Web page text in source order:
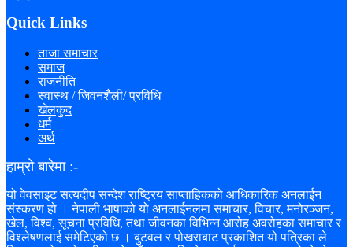
Quick Links
ताजा समाचार
समाज
राजनीति
स्वास्थ / जिवनशैली/ प्रविधि
खेलकुद
धर्म
अर्थ
हाम्रो बारेमा :-
यो वेवसाइट सत्यदीप सन्देश राष्ट्रिय साप्ताहिकको आधिकारिक अनलाईन
संस्करण हो । नेपाली भाषाको यो अनलाईनलमा समाचार, विचार, मनोरञ्जन,
खेल, विश्व, सूचना प्रविधि, तथा जीवनका विभिन्न आरोह अवरोहका समाचार र
विश्लेषणलाई समेटिएको छ । बुटवल र पोखराबाट प्रकाशित यो पत्रिका ले